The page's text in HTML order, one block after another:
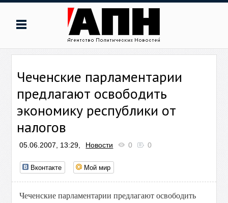
Чеченские парламентарии
предлагают освободить
экономику республики от
налогов
05.06.2007, 13:29, Новости 0 0
Вконтакте Мой мир
Чеченские парламентарии предлагают освободить